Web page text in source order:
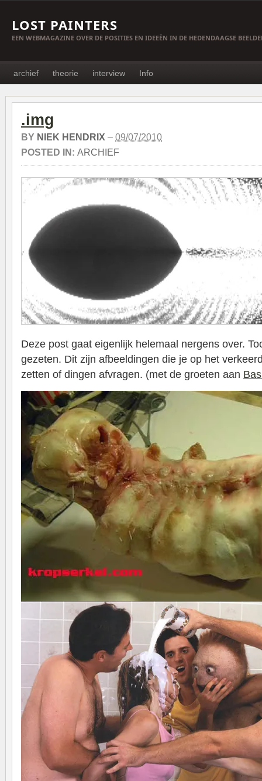
LOST PAINTERS
EEN WEBMAGAZINE OVER DE POSITIES EN IDEEËN IN DE HEDENDAAGSE
archief theorie interview Info
.img
BY NIEK HENDRIX – 09/07/2010
POSTED IN: ARCHIEF
Deze post gaat eigenlijk helemaal nergens over.
gezeten. Dit zijn afbeeldingen die je op het
zetten of dingen afvragen. (met de groeten aan